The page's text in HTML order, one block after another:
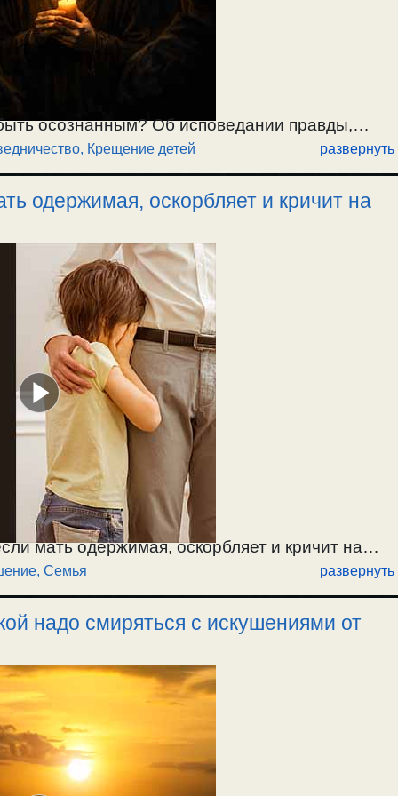
осознанным? Об исповедании правды,
спасение по вере воспитателя. Как в
по вере воспитателя? / 7.03.2026.
, Крещение детей развернуть
одержимая, оскорбляет и кричит на
мать одержимая, оскорбляет и кричит на
такие искушения, и что надо делать
, Семья развернуть
надо смиряться с искушениями от